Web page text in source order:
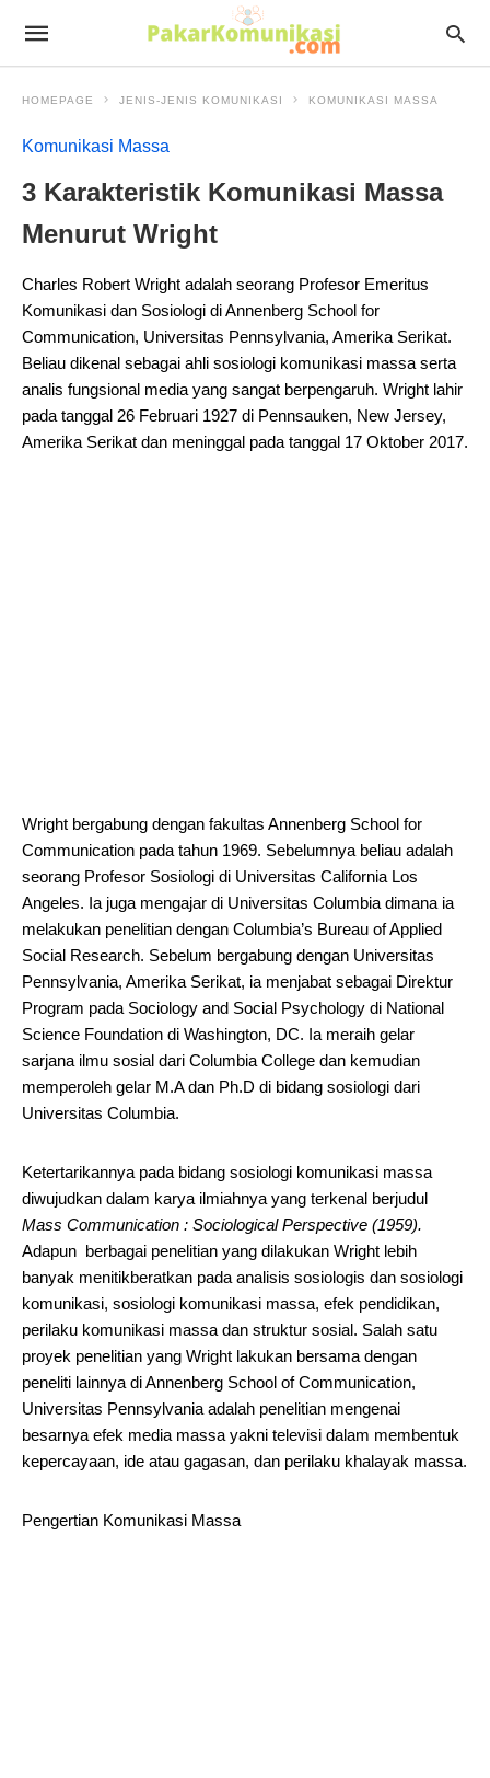
HOMEPAGE JENIS-JENIS KOMUNIKASI KOMUNIKASI MASSA
Komunikasi Massa
3 Karakteristik Komunikasi Massa
Menurut Wright
Charles Robert Wright adalah seorang Profesor Emeritus
Komunikasi dan Sosiologi di Annenberg School for
Communication, Universitas Pennsylvania, Amerika Serikat.
Beliau dikenal sebagai ahli sosiologi komunikasi massa serta
analis fungsional media yang sangat berpengaruh. Wright lahir
pada tanggal 26 Februari 1927 di Pennsauken, New Jersey,
Amerika Serikat dan meninggal pada tanggal 17 Oktober 2017.
Wright bergabung dengan fakultas Annenberg School for
Communication pada tahun 1969. Sebelumnya beliau adalah
seorang Profesor Sosiologi di Universitas California Los
Angeles. Ia juga mengajar di Universitas Columbia dimana ia
melakukan penelitian dengan Columbia’s Bureau of Applied
Social Research. Sebelum bergabung dengan Universitas
Pennsylvania, Amerika Serikat, ia menjabat sebagai Direktur
Program pada Sociology and Social Psychology di National
Science Foundation di Washington, DC. Ia meraih gelar
sarjana ilmu sosial dari Columbia College dan kemudian
memperoleh gelar M.A dan Ph.D di bidang sosiologi dari
Universitas Columbia.
Ketertarikannya pada bidang sosiologi komunikasi massa
diwujudkan dalam karya ilmiahnya yang terkenal berjudul
Mass Communication : Sociological Perspective (1959).
Adapun berbagai penelitian yang dilakukan Wright lebih
banyak menitikberatkan pada analisis sosiologis dan sosiologi
komunikasi, sosiologi komunikasi massa, efek pendidikan,
perilaku komunikasi massa dan struktur sosial. Salah satu
proyek penelitian yang Wright lakukan bersama dengan
peneliti lainnya di Annenberg School of Communication,
Universitas Pennsylvania adalah penelitian mengenai
besarnya efek media massa yakni televisi dalam membentuk
kepercayaan, ide atau gagasan, dan perilaku khalayak massa.
Pengertian Komunikasi Massa